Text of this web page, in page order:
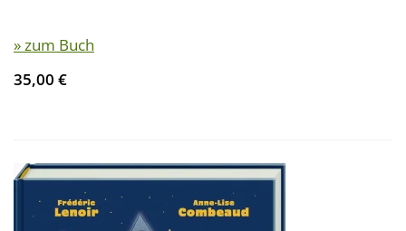
» zum Buch
35,00 €